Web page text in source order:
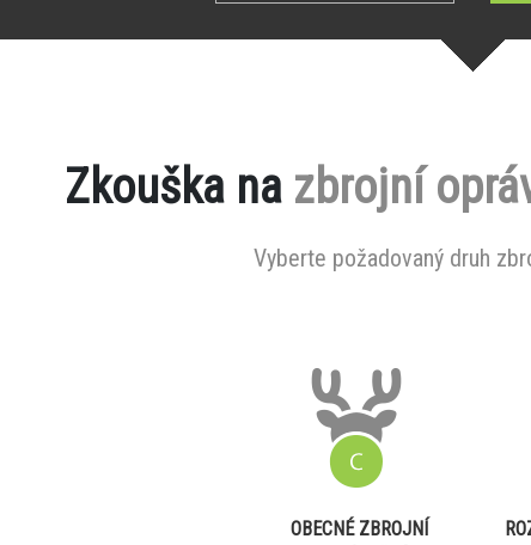
Zkouška na zbrojní
Vyberte požadovaný druh
OBECNÉ ZBROJNÍ